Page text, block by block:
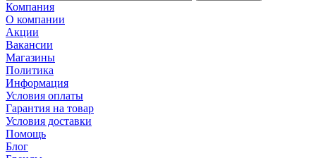
Компания
О компании
Акции
Вакансии
Магазины
Политика
Информация
Условия оплаты
Гарантия на товар
Условия доставки
Помощь
Блог